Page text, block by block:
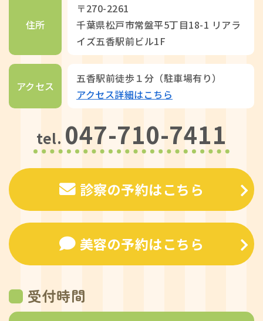
住所
〒270-2261
千葉県松戸市常盤平5丁目18-1 リアラ
イズ五香駅前ビル1F
アクセス
五香駅前徒歩１分（駐車場有り）
アクセス詳細はこちら
tel. 047-710-7411
診察の予約はこちら
美容の予約はこちら
受付時間